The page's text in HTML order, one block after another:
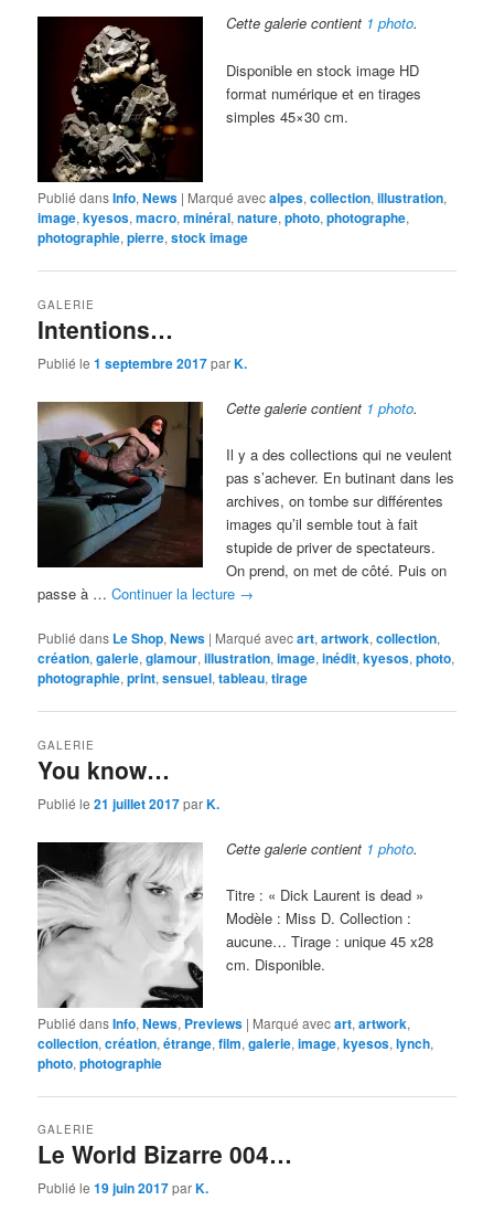
Cette galerie contient 1 photo.
Disponible en stock image HD
format numérique et en tirages
simples 45×30 cm.
Publié dansInfo,News | Marqué avecalpes,collection,illustration,
image,kyesos,macro,minéral,nature,photo,photographe,
photographie,pierre,stock image
Intentions…
GALERIE
Publié le1 septembre 2017parK.
Cette galerie contient 1 photo.
Il y a des collections qui ne veulent
pas s’achever. En butinant dans les
archives, on tombe sur différentes
images qu’il semble tout à fait
stupide de priver de spectateurs.
On prend, on met de côté. Puis on
passe à …Continuer la lecture →
Publié dans Le Shop,News | Marqué avecart,artwork,collection,
création,galerie,glamour,illustration,image,inédit,kyesos,photo,
photographie,print,sensuel,tableau,tirage
You know…
GALERIE
Publié le21 juillet 2017parK.
Cette galerie contient 1 photo.
Titre : « Dick Laurent is dead »
Modèle : Miss D. Collection :
aucune… Tirage : unique 45 x28
cm. Disponible.
Publié dansInfo,News, Previews | Marqué avecart,artwork,
collection,création,étrange,film,galerie,image,kyesos,lynch,
photo,photographie
Le World Bizarre 004…
GALERIE
Publié le19 juin 2017parK.